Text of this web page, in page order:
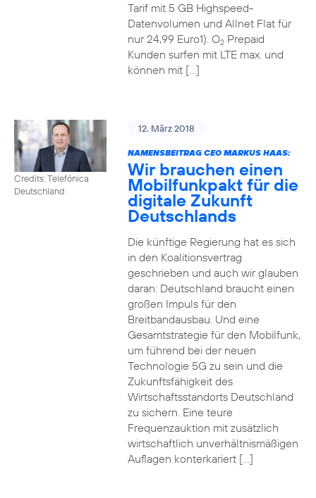
Tarif mit 5 GB Highspeed-
Datenvolumen und Allnet Flat für
nur 24,99 Euro1). O2Prepaid
Kunden surfen mit LTE max. und
können mit […]
Credits: Telefónica
Deutschland
12. März 2018
NAMENSBEITRAG CEO MARKUS HAAS:
Wir brauchen einen
Mobilfunkpakt für die
digitale Zukunft
Deutschlands
Die künftige Regierung hat es sich
in den Koalitionsvertrag
geschrieben und auch wir glauben
daran: Deutschland braucht einen
großen Impuls für den
Breitbandausbau. Und eine
Gesamtstrategie für den Mobilfunk,
um führend bei der neuen
Technologie 5G zu sein und die
Zukunftsfähigkeit des
Wirtschaftsstandorts Deutschland
zu sichern. Eine teure
Frequenzauktion mit zusätzlich
wirtschaftlich unverhältnismäßigen
Auflagen konterkariert […]